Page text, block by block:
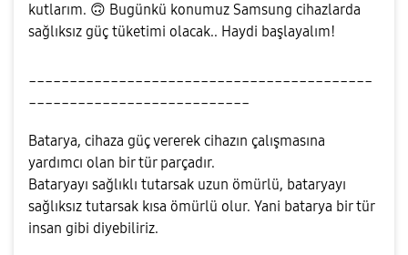
kutlarım. 🙃 Bugünkü konumuz Samsung cihazlarda
sağlıksız güç tüketimi olacak.. Haydi başlayalım!
Batarya, cihaza güç vererek cihazın çalışmasına
yardımcı olan bir tür parçadır.
Bataryayı sağlıklı tutarsak uzun ömürlü, bataryayı
sağlıksız tutarsak kısa ömürlü olur. Yani batarya bir tür
insan gibi diyebiliriz.